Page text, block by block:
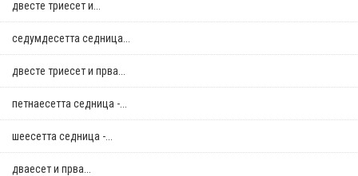
двестe триесет и...
седумдесетта седница...
двестe триесет и прва...
петнаесетта седница -...
шеесетта седница -...
дваесет и прва...